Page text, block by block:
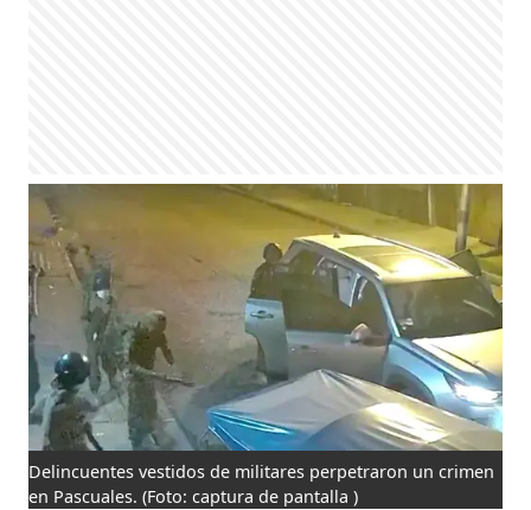
Delincuentes vestidos de militares perpetraron un crimen
en Pascuales.(Foto: captura de pantalla )